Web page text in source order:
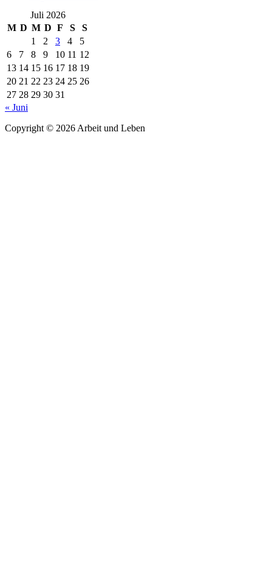
Juli 2026
M D M D F S
S
1
2 3 4
5
6
7 8 9 10 11 12
13 14 15 16 17 18 19
20 21 22 23 24 25 26
27 28 29 30 31
« Juni
Copyright © 2026 Arbeit und Leben